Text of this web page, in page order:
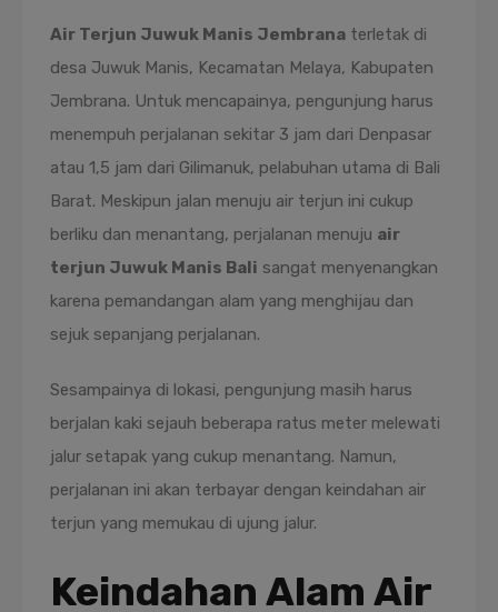
Air Terjun Juwuk Manis Jembrana terletak di
desa Juwuk Manis, Kecamatan Melaya, Kabupaten
Jembrana. Untuk mencapainya, pengunjung harus
menempuh perjalanan sekitar 3 jam dari Denpasar
atau 1,5 jam dari Gilimanuk, pelabuhan utama di Bali
Barat. Meskipun jalan menuju air terjun ini cukup
berliku dan menantang, perjalanan menuju air
terjun Juwuk Manis Bali sangat menyenangkan
karena pemandangan alam yang menghijau dan
sejuk sepanjang perjalanan.
Sesampainya di lokasi, pengunjung masih harus
berjalan kaki sejauh beberapa ratus meter melewati
jalur setapak yang cukup menantang. Namun,
perjalanan ini akan terbayar dengan keindahan air
terjun yang memukau di ujung jalur.
Keindahan Alam Air